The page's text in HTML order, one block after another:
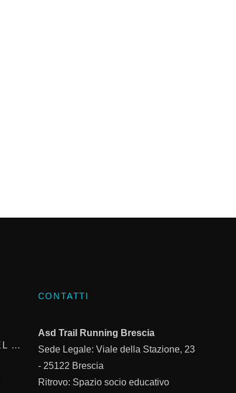
SEGUENDO LA TRACCIA DEL TROFEO KIMA
CONTATTI
Asd Trail Running Brescia
Sede Legale: Viale della Stazione, 23
- 25122 Brescia
Ritrovo: Spazio socio educativo